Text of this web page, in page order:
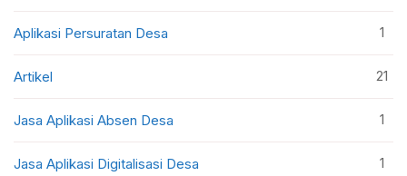
Aplikasi Persuratan Desa 1
Artikel 21
Jasa Aplikasi Absen Desa 1
Jasa Aplikasi Digitalisasi Desa 1